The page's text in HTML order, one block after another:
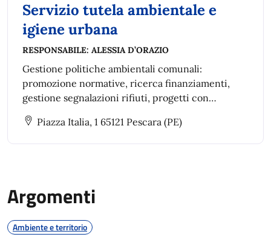
Servizio tutela ambientale e
igiene urbana
RESPONSABILE: ALESSIA D’ORAZIO
Gestione politiche ambientali comunali:
promozione normative, ricerca finanziamenti,
gestione segnalazioni rifiuti, progetti con
associazioni, e procedure tecnico-amministrative
per appalti di lavori, servizi e forniture.
Piazza Italia, 1 65121 Pescara (PE)
Argomenti
Ambiente e territorio